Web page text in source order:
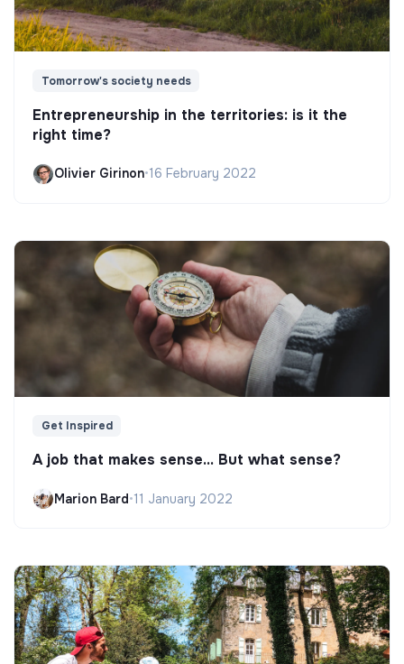
Tomorrow's society needs
Entrepreneurship in the territories: is it the
right time?
Olivier Girinon•16 February 2022
Get Inspired
A job that makes sense... But what sense?
Marion Bard•11 January 2022